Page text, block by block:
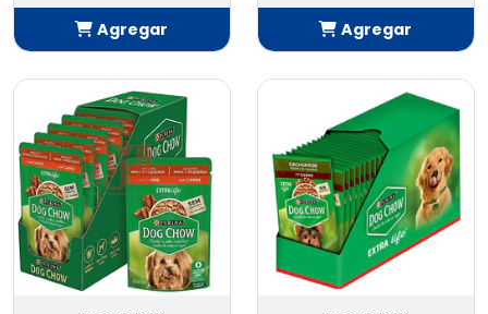
Agregar
Añadido
Agregar
Añadido